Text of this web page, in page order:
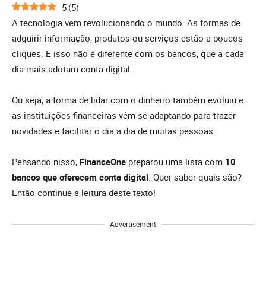
5 (5)
A tecnologia vem revolucionando o mundo. As formas de
adquirir informação, produtos ou serviços estão a poucos
cliques. E isso não é diferente com os bancos, que a cada
dia mais adotam conta digital.
Ou seja, a forma de lidar com o dinheiro também evoluiu e
as instituições financeiras vêm se adaptando para trazer
novidades e facilitar o dia a dia de muitas pessoas.
Pensando nisso, FinanceOne preparou uma lista com 10
bancos que oferecem conta digital . Quer saber quais são?
Então continue a leitura deste texto!
Advertisement